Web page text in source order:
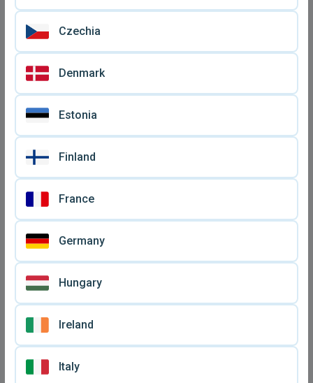
Κιθάρα κλασσική Αφοί
Παναγή μεταχειρισμένη,
του '50
€ 790
Fender Squier Stratocaster
Κιθάρα ακουστική Pro
Czechia
Denmark
Estonia
Finland
France
Germany
Hungary
Ireland
Italy